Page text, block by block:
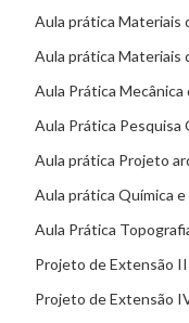
Aula prática Materiais
Aula prática Materiais
Aula Prática Mecânica
Aula Prática Pesquisa
Aula prática Projeto
Aula prática Química
Aula Prática
Projeto de Extensão
Projeto de Extensão